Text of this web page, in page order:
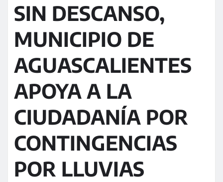
SIN DESCANSO,
MUNICIPIO DE
AGUASCALIENTES
APOYA A LA
CIUDADANÍA POR
CONTINGENCIAS
POR LLUVIAS